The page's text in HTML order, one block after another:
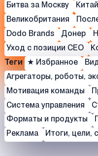
Битва за Москву Китай
Великобритания
Dodo Brands Донер
Уход с позиции СЕО
Теги ★ Избранное
Агрегаторы, роботы,
Мотивация команды
Система управления
Форматы и продукты
Реклама Итоги, цели,